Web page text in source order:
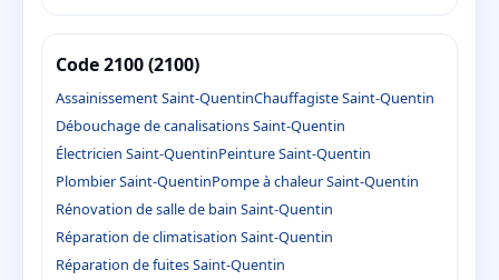
Code 2100 (2100)
Assainissement Saint-QuentinChauffagiste Saint-Quentin
Débouchage de canalisations Saint-Quentin
Électricien Saint-QuentinPeinture Saint-Quentin
Plombier Saint-QuentinPompe à chaleur Saint-Quentin
Rénovation de salle de bain Saint-Quentin
Réparation de climatisation Saint-Quentin
Réparation de fuites Saint-Quentin